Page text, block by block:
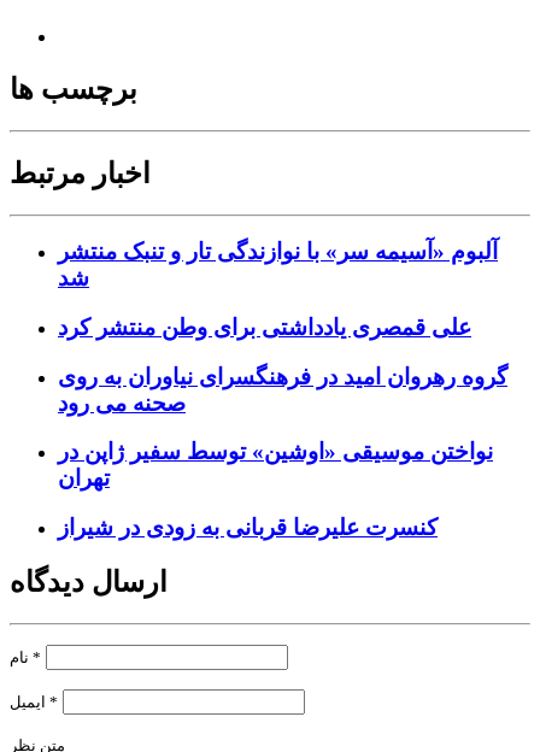
برچسب ها
اخبار مرتبط
آلبوم «آسیمه سر» با نوازندگی تار و تنبک منتشر
شد
علی قمصری یادداشتی برای وطن منتشر کرد
گروه رهروان امید در فرهنگسرای نیاوران به روی
صحنه می رود
نواختن موسیقی «اوشین» توسط سفیر ژاپن در
تهران
کنسرت علیرضا قربانی به زودی در شیراز
ارسال دیدگاه
*
*
متن نظر